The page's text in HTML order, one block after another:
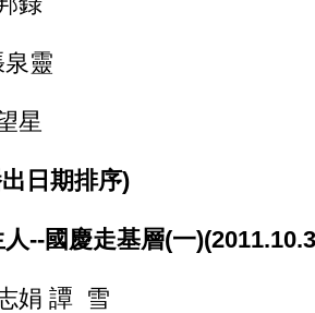
靈
星
日期排序)
--國慶走基層(一
譚 雪